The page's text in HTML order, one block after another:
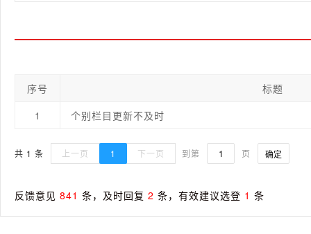
序号
标题
1
个别栏目更新不及时
共 1 条 上一页 1 下一页 到第 页 确定
反馈意见 841 条，及时回复 2 条，有效建议选登 1 条